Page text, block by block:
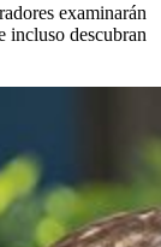
examinarán
incluso descubran